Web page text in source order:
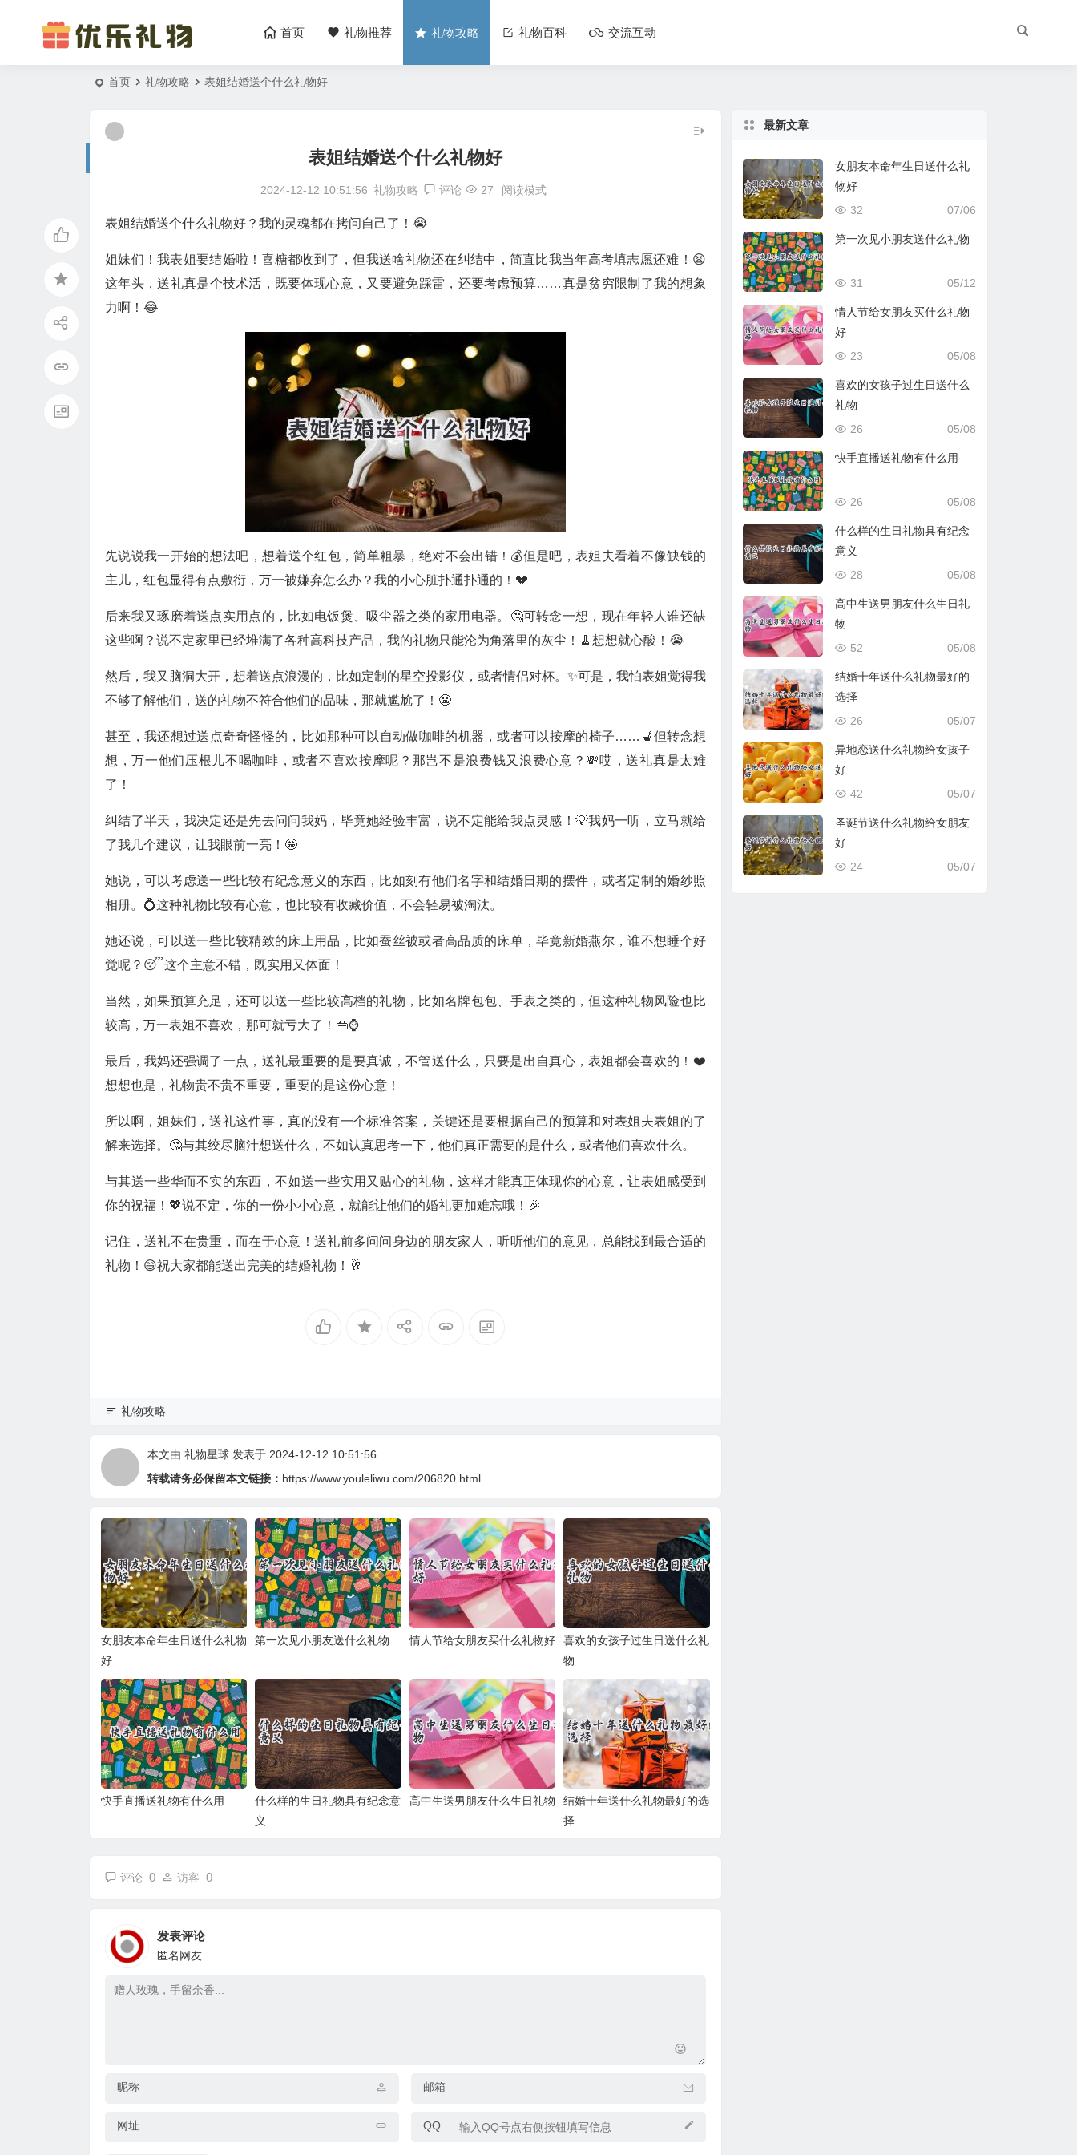
首页 礼物推荐 礼物攻略 礼物百科 交流互动
首页 礼物攻略 表姐结婚送个什么礼物好
表姐结婚送个什么礼物好
2024-12-12 10:51:56 礼物攻略 评论 27 阅读模式
表姐结婚送个什么礼物好？我的灵魂都在拷问自己了！😭
姐妹们！我表姐要结婚啦！喜糖都收到了，但我送啥礼物还在纠结中，简直比我当年高考填志愿还难！😫
这年头，送礼真是个技术活，既要体现心意，又要避免踩雷，还要考虑预算……真是贫穷限制了我的想象
力啊！😂
先说说我一开始的想法吧，想着送个红包，简单粗暴，绝对不会出错！💰但是吧，表姐夫看着不像缺钱的
主儿，红包显得有点敷衍，万一被嫌弃怎么办？我的小心脏扑通扑通的！💔
后来我又琢磨着送点实用点的，比如电饭煲、吸尘器之类的家用电器。🤔可转念一想，现在年轻人谁还缺
这些啊？说不定家里已经堆满了各种高科技产品，我的礼物只能沦为角落里的灰尘！🧹想想就心酸！😭
然后，我又脑洞大开，想着送点浪漫的，比如定制的星空投影仪，或者情侣对杯。✨可是，我怕表姐觉得我
不够了解他们，送的礼物不符合他们的品味，那就尴尬了！😬
甚至，我还想过送点奇奇怪怪的，比如那种可以自动做咖啡的机器，或者可以按摩的椅子……💺但转念想
想，万一他们压根儿不喝咖啡，或者不喜欢按摩呢？那岂不是浪费钱又浪费心意？💸哎，送礼真是太难
了！
纠结了半天，我决定还是先去问问我妈，毕竟她经验丰富，说不定能给我点灵感！💡我妈一听，立马就给
了我几个建议，让我眼前一亮！🤩
她说，可以考虑送一些比较有纪念意义的东西，比如刻有他们名字和结婚日期的摆件，或者定制的婚纱照
相册。💍这种礼物比较有心意，也比较有收藏价值，不会轻易被淘汰。
她还说，可以送一些比较精致的床上用品，比如蚕丝被或者高品质的床单，毕竟新婚燕尔，谁不想睡个好
觉呢？😴这个主意不错，既实用又体面！
当然，如果预算充足，还可以送一些比较高档的礼物，比如名牌包包、手表之类的，但这种礼物风险也比
较高，万一表姐不喜欢，那可就亏大了！👜⌚️
最后，我妈还强调了一点，送礼最重要的是要真诚，不管送什么，只要是出自真心，表姐都会喜欢的！❤️
想想也是，礼物贵不贵不重要，重要的是这份心意！
所以啊，姐妹们，送礼这件事，真的没有一个标准答案，关键还是要根据自己的预算和对表姐夫表姐的了
解来选择。🤔与其绞尽脑汁想送什么，不如认真思考一下，他们真正需要的是什么，或者他们喜欢什么。
与其送一些华而不实的东西，不如送一些实用又贴心的礼物，这样才能真正体现你的心意，让表姐感受到
你的祝福！💖说不定，你的一份小小心意，就能让他们的婚礼更加难忘哦！🎉
记住，送礼不在贵重，而在于心意！送礼前多问问身边的朋友家人，听听他们的意见，总能找到最合适的
礼物！😄祝大家都能送出完美的结婚礼物！🥂
礼物攻略
本文由 礼物星球 发表于 2024-12-12 10:51:56
转载请务必保留本文链接： https://www.youleliwu.com/206820.html
女朋友本命年生日送什么礼物
好
第一次见小朋友送什么礼物 情人节给女朋友买什么礼物好
喜欢的女孩子过生日送什么礼
物
快手直播送礼物有什么用
什么样的生日礼物具有纪念意
义
高中生送男朋友什么生日礼物
结婚十年送什么礼物最好的选
择
评论 0 访客 0
发表评论
匿名网友
昵称 邮箱
网址 QQ
最新文章
女朋友本命年生日送什么礼
物好
07/06
32
第一次见小朋友送什么礼物
05/12
31
情人节给女朋友买什么礼物
好
05/08
23
喜欢的女孩子过生日送什么
礼物
05/08
26
快手直播送礼物有什么用
05/08
26
什么样的生日礼物具有纪念
意义
05/08
28
高中生送男朋友什么生日礼
物
05/08
52
结婚十年送什么礼物最好的
选择
05/07
26
异地恋送什么礼物给女孩子
好
05/07
42
圣诞节送什么礼物给女朋友
好
05/07
24